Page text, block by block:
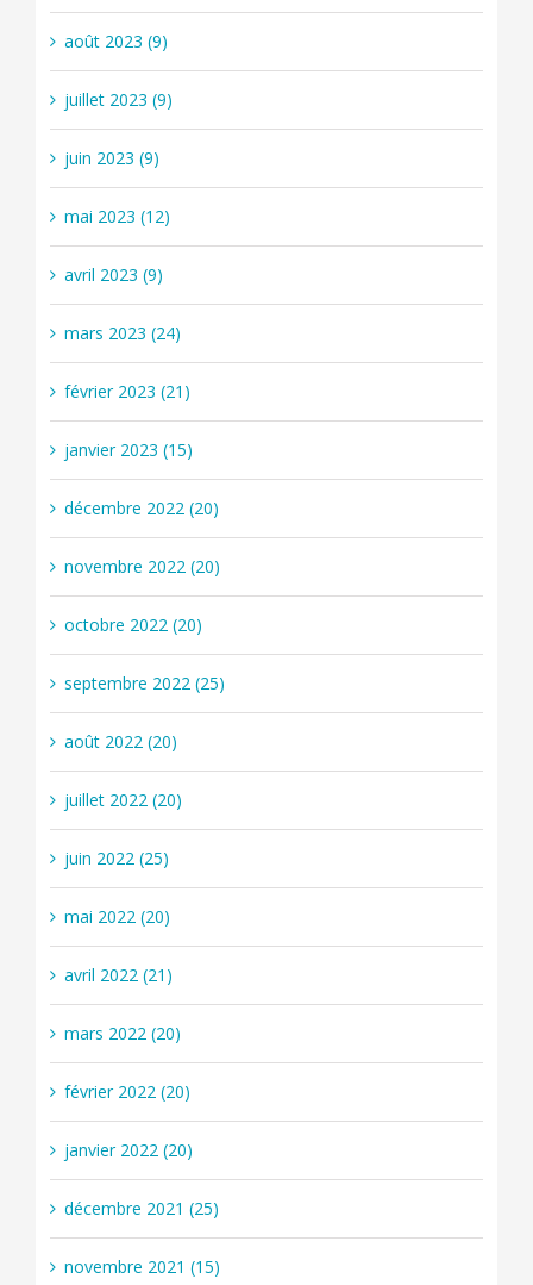
août 2023 (9)
juillet 2023 (9)
juin 2023 (9)
mai 2023 (12)
avril 2023 (9)
mars 2023 (24)
février 2023 (21)
janvier 2023 (15)
décembre 2022 (20)
novembre 2022 (20)
octobre 2022 (20)
septembre 2022 (25)
août 2022 (20)
juillet 2022 (20)
juin 2022 (25)
mai 2022 (20)
avril 2022 (21)
mars 2022 (20)
février 2022 (20)
janvier 2022 (20)
décembre 2021 (25)
novembre 2021 (15)